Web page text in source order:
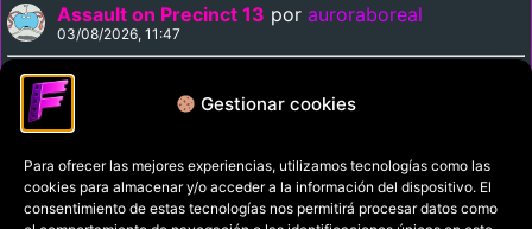
Gestionar cookies
Para ofrecer las mejores experiencias, utilizamos tecnologías como las
cookies para almacenar y/o acceder a la información del dispositivo. El
consentimiento de estas tecnologías nos permitirá procesar datos como
Assault on Precinct 13 por auroraboreal
03/08/2026, 11:47
Kaidan
03/08/2026, 11:08
Política de privacidad
Términos y condiciones